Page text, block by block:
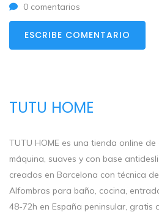
0 comentarios
ESCRIBE COMENTARIO
TUTU HOME
TUTU HOME es una tienda online
máquina, suaves y con base
creados en Barcelona con técnica
Alfombras para baño, cocina,
48-72h en España peninsular, gratis